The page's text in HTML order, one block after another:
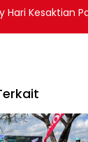
Hari Kesaktian